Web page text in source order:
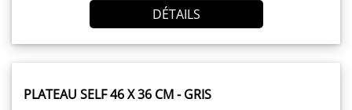
DÉTAILS
PLATEAU SELF 46 X 36 CM - GRIS